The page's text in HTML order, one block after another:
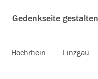
Gedenkseite gestalten
Hochrhein Linzgau